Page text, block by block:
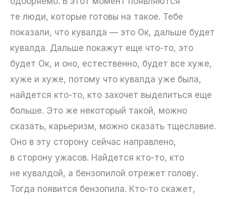
те люди, которые готовы на такое. Тебе
показали, что кувалда — это Ок, дальше будет
кувалда. Дальше покажут еще что-то, это
будет Ок, и оно, естественно, будет все хуже,
хуже и хуже, потому что кувалда уже была,
найдется кто-то, кто захочет выделиться еще
больше. Это же некоторый такой, можно
сказать, карьеризм, можно сказать тщеславие.
Оно в эту сторону сейчас направлено,
в сторону ужасов. Найдется кто-то, кто
не кувалдой, а бензопилой отрежет голову.
Тогда появится бензопила. Кто-то скажет,